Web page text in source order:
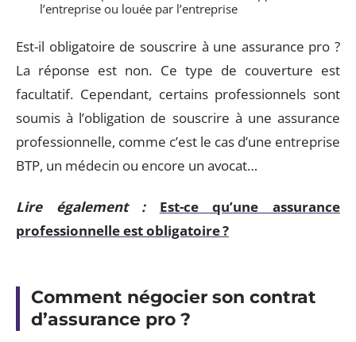
l’entreprise ou louée par l’entreprise
Est-il obligatoire de souscrire à une assurance pro ?
La réponse est non. Ce type de couverture est
facultatif. Cependant, certains professionnels sont
soumis à l’obligation de souscrire à une assurance
professionnelle, comme c’est le cas d’une entreprise
BTP, un médecin ou encore un avocat…
Lire également :
Est-ce qu’une assurance
professionnelle est obligatoire ?
Comment négocier son contrat
d’assurance pro ?